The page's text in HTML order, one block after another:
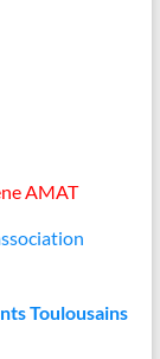
AMAT
Toulousains